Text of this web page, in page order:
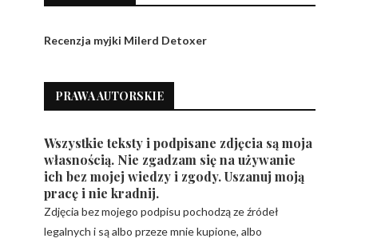
Recenzja myjki Milerd Detoxer
PRAWA AUTORSKIE
Wszystkie teksty i podpisane zdjęcia są moja
własnością. Nie zgadzam się na używanie
ich bez mojej wiedzy i zgody. Uszanuj moją
pracę i nie kradnij.
Zdjęcia bez mojego podpisu pochodzą ze źródeł
legalnych i są albo przeze mnie kupione, albo